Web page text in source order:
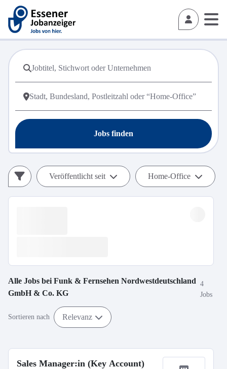
Jobs finden
Veröffentlicht seit Home-Office
Alle Jobs bei Funk & Fernsehen Nordwestdeutschland
GmbH & Co. KG
4
Jobs
Sortieren nach Relevanz
Sales Manager:in (Key Account)